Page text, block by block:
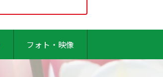
フォト・映像